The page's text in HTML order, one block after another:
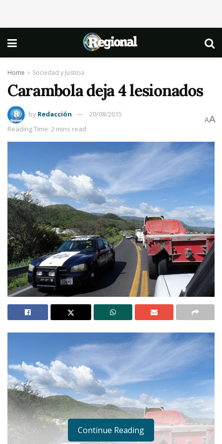
Home Sociedad y Justicia
Carambola deja 4 lesionados
by Redacción
20/08/2015
Reading Time: 2 mins read
AA
Continue Reading